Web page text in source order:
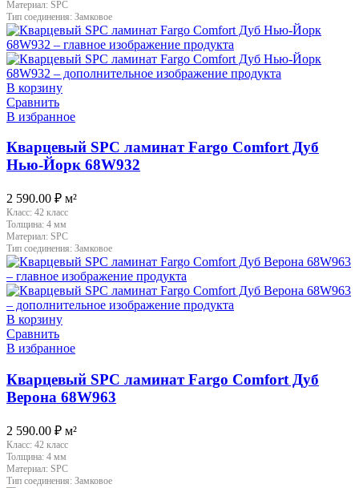
Материал: SPC
Тип соединения: Замковое
В корзину
Сравнить
В избранное
Кварцевый SPC ламинат Fargo Comfort Дуб
Нью-Йорк 68W932
2 590.00 ₽ м²
Класс: 42 класс
Толщина: 4 мм
Материал: SPC
Тип соединения: Замковое
В корзину
Сравнить
В избранное
Кварцевый SPC ламинат Fargo Comfort Дуб
Верона 68W963
2 590.00 ₽ м²
Класс: 42 класс
Толщина: 4 мм
Материал: SPC
Тип соединения: Замковое